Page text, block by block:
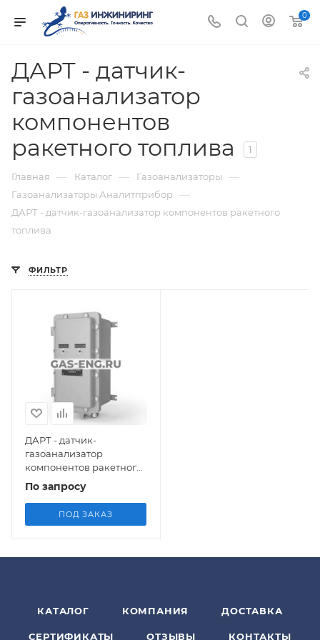
0
ДАРТ - датчик-
газоанализатор
компонентов
ракетного топлива
1
Главная — Каталог — Газоанализаторы —
Газоанализаторы Аналитприбор —
ДАРТ - датчик-газоанализатор компонентов ракетного
топлива
ФИЛЬТР
ДАРТ - датчик-
газоанализатор
компонентов ракетного
топлива
По запросу
ПОД ЗАКАЗ
КАТАЛОГ КОМПАНИЯ ДОСТАВКА
СЕРТИФИКАТЫ ОТЗЫВЫ КОНТАКТЫ